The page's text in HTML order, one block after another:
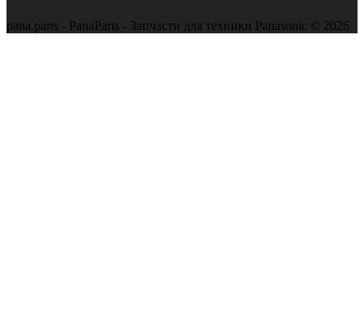
pana.parts - PanaParts - Запчасти для техники Panasonic © 2026